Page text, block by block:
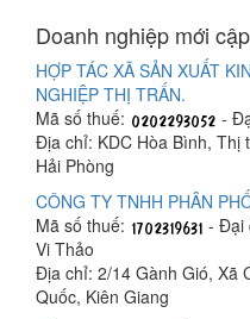
Doanh nghiệp mới
HỢP TÁC XÃ SẢN XUẤT
NGHIỆP THỊ TRẤN.
Mã số thuế:
-
Địa chỉ: KDC Hòa Bình, Thị
Hải Phòng
CÔNG TY TNHH PHÂN
Mã số thuế:
- Đại
Vi Thảo
Địa chỉ: 2/14 Gành Gió, Xã
Quốc, Kiên Giang